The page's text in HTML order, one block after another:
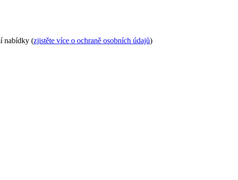
nabídky (zjistěte více o ochraně osobních údajů)